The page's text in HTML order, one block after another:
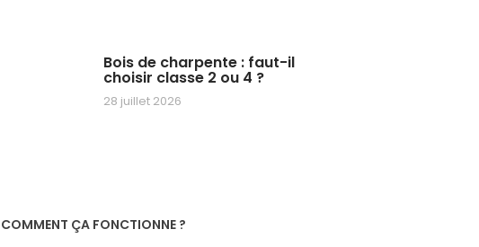
Bois de charpente : faut-il
choisir classe 2 ou 4 ?
28 juillet 2026
COMMENT ÇA FONCTIONNE ?